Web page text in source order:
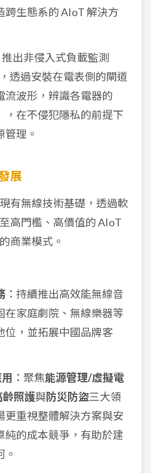
跨生態系的 AIoT 解決方
推出非侵入式負載監測
透過安裝在電表側的閘道
流波形，辨識各電器的
，在不侵犯隱私的前提下
管理。
展
有無線技術基礎，透過軟
高門檻、高價值的 AIoT
商業模式。
：持續推出高效能無線音
在家庭劇院、無線樂器等
位，並拓展中國品牌客
：聚焦能源管理/虛擬電
齡照護與防災防盜三大領
更重視整體解決方案與安
純的成本競爭，有助於建
。